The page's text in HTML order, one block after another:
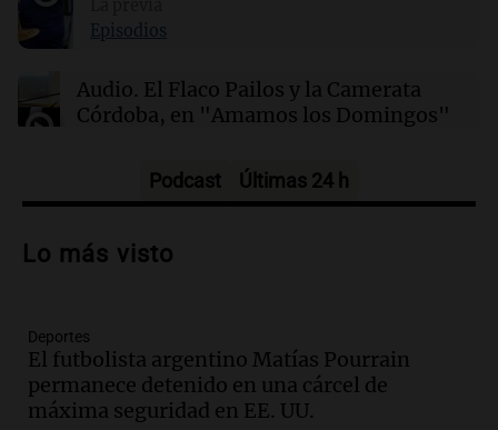
00:16
Clima en Santa Fe: cómo estará el tiempo este
lunes 10 de agosto
Episodios
Audio. El Flaco Pailos y la Camerata
Córdoba, en "Amamos los Domingos"
hablaron de su obra en Cadena 3
Audio.
recuerdo del paso de Juan Pablo II: "Te
traspasaba con la mirada"
Amamos los Domingos
Podcast Últimas 24 h
Lo más visto
Deportes
El futbolista argentino Matías Pourrain
permanece detenido en una cárcel de
máxima seguridad en EE. UU.